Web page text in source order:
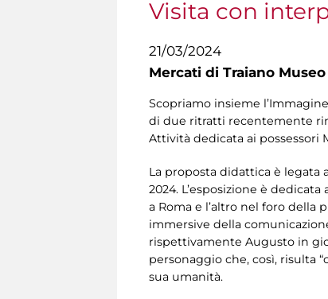
Visita con
21/03/2024
Mercati di Traiano
Scopriamo insieme
di due ritratti recentemente
Attività dedicata ai possessori
La proposta didattica è legata
2024. L’esposizione è
a Roma e l’altro nel foro della
immersive della
rispettivamente Augusto in
personaggio che, così, risulta
sua umanità.